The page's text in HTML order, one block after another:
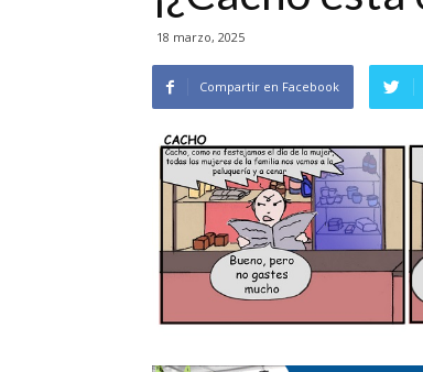
18 marzo, 2025
Compartir en Facebook